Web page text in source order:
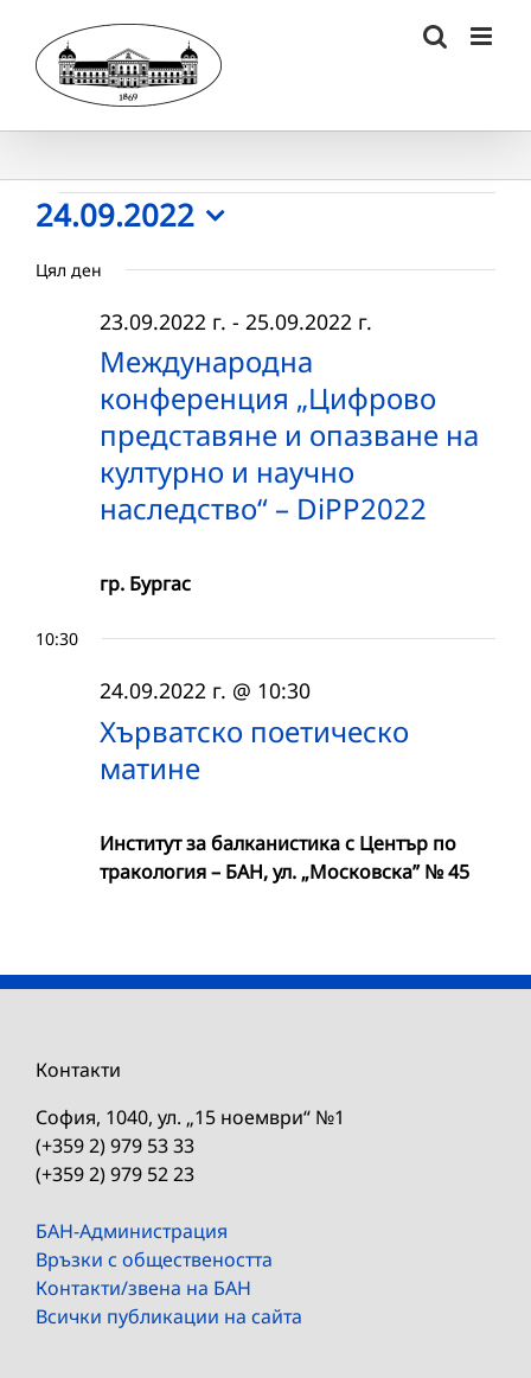
content
Събития
for
24.09.2022
24.09.2022
date.
Цял ден
Международна
конференция „Цифрово
представяне и опазване на
културно и научно
наследство“ – DiPP2022
23.09.2022 г. - 25.09.2022 г.
гр. Бургас
10:30
Хърватско поетическо
матине
24.09.2022 г. @ 10:30
Институт за балканистика с Център по
тракология – БАН, ул. „Московска” № 45
Контакти
София, 1040, ул. „15 ноември“ №1
(+359 2) 979 53 33
(+359 2) 979 52 23
БАН-Администрация
Връзки с обществеността
Контакти/звена на БАН
Всички публикации на сайта